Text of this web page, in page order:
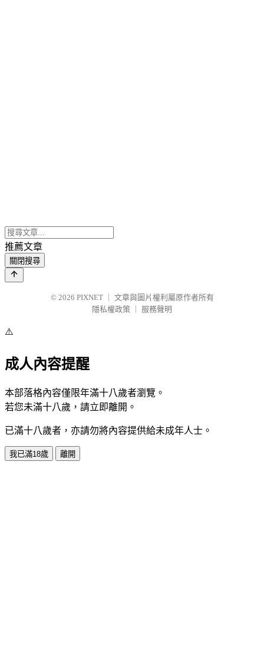
推薦文章
關閉搜尋
© 2026 PIXNET
文章與圖片權利屬原作者所有
隱私權政策
服務聲明
⚠️
成人內容提醒
本部落格內容僅限年滿十八歲者瀏覽。
若您未滿十八歲，請立即離開。
已滿十八歲者，亦請勿將內容提供給未成年人士。
我已滿18歲 離開